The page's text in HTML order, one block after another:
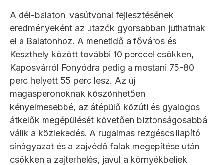
A dél-balatoni vasútvonal fejlesztésének
eredményeként az utazók gyorsabban juthatnak
el a Balatonhoz. A menetidő a főváros és
Keszthely között további 10 perccel csökken,
Kaposvárról Fonyódra pedig a mostani 75-80
perc helyett 55 perc lesz. Az új
magasperonoknak köszönhetően
kényelmesebbé, az átépülő közúti és gyalogos
átkelők megépülését követően biztonságosabbá
válik a közlekedés. A rugalmas rezgéscsillapító
sínágyazat és a zajvédő falak megépítése után
csökken a zajterhelés, javul a környékbeliek